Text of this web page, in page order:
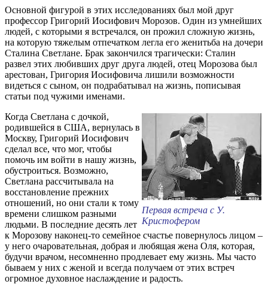
Основной фигурой в этих исследованиях был мой друг
профессор Григорий Иосифович Морозов. Один из умнейших
людей, с которыми я встречался, он прожил сложную жизнь,
на которую тяжелым отпечатком легла его женитьба на дочери
Сталина Светлане. Брак закончился трагически: Сталин
развел этих любивших друг друга людей, отец Морозова был
арестован, Григория Иосифовича лишили возможности
видеться с сыном, он подрабатывал на жизнь, пописывая
статьи под чужими именами.
Первая встреча с У.
Кристофером
Когда Светлана с дочкой,
родившейся в США, вернулась в
Москву, Григорий Иосифович
сделал все, что мог, чтобы
помочь им войти в нашу жизнь,
обустроиться. Возможно,
Светлана рассчитывала на
восстановление прежних
отношений, но они стали к тому
времени слишком разными
людьми. В последние десять лет
к Морозову наконец-то семейное счастье повернулось лицом –
у него очаровательная, добрая и любящая жена Оля, которая,
будучи врачом, несомненно продлевает ему жизнь. Мы часто
бываем у них с женой и всегда получаем от этих встреч
огромное духовное наслаждение и радость.